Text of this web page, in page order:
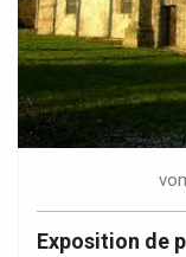
Exposition de